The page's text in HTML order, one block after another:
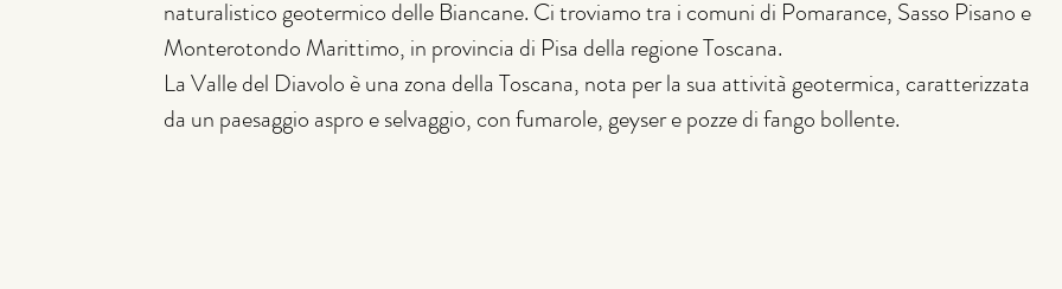
naturalistico geotermico delle Biancane. Ci troviamo tra i comuni di Pomarance, Sasso Pisano e
Monterotondo Marittimo, in provincia di Pisa della regione Toscana.
La Valle del Diavolo è una zona della Toscana, nota per la sua attività geotermica, caratterizzata
da un paesaggio aspro e selvaggio, con fumarole, geyser e pozze di fango bollente.